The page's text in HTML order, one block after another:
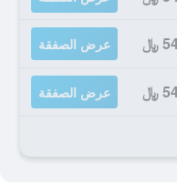
﷼ عرض الصفقة
﷼ عرض الصفقة